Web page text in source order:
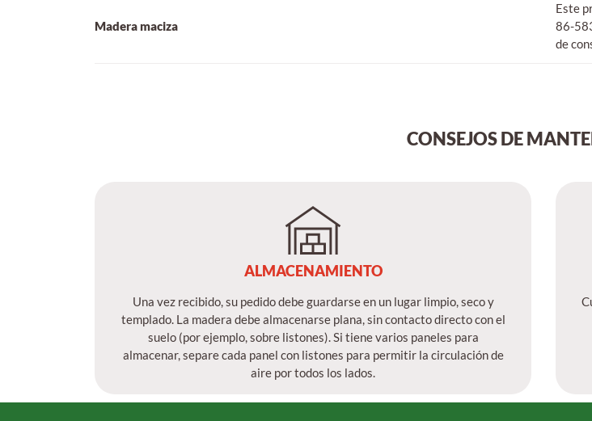
Madera maciza
Este
86-
de
CONSEJOS DE
ALMACENAMIENTO
Una vez recibido, su pedido debe guardarse en un lugar limpio, seco y
templado. La madera debe almacenarse plana, sin contacto directo con el
suelo (por ejemplo, sobre listones). Si tiene varios paneles para
almacenar, separe cada panel con listones para permitir la circulación de
aire por todos los lados.